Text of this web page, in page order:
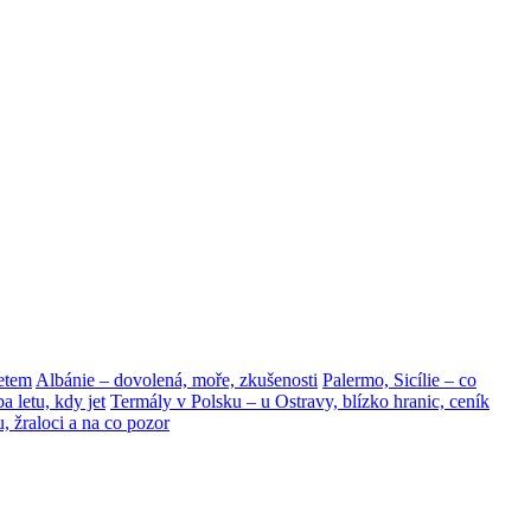
Albánie – dovolená, moře, zkušenosti Palermo, Sicílie – co
letu, kdy jet Termály v Polsku – u Ostravy, blízko hranic, ceník
žraloci a na co pozor